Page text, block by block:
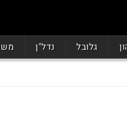
גלובל נדל"ן